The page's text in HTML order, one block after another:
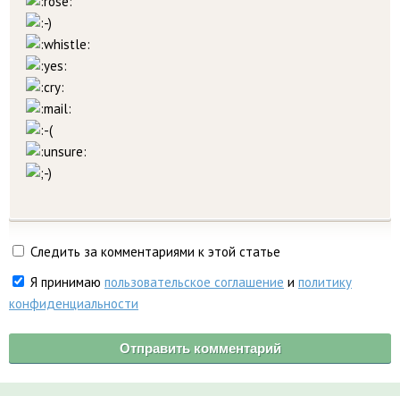
Следить за комментариями к этой статье
Я принимаю пользовательское соглашение и политику
конфиденциальности